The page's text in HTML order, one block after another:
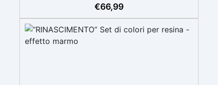
€66,99